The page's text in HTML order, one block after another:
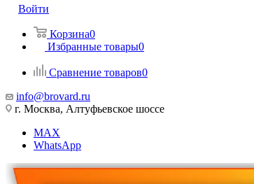
Войти
Корзина0
Избранные товары0
Сравнение товаров0
info@brovard.ru
г. Москва, Алтуфьевское шоссе
MAX
WhatsApp